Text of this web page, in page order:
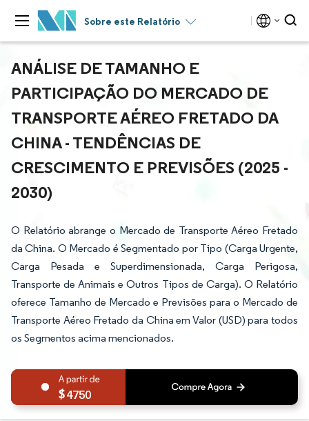
Sobre este Relatório
ANÁLISE DE TAMANHO E
PARTICIPAÇÃO DO MERCADO DE
TRANSPORTE AÉREO FRETADO DA
CHINA - TENDÊNCIAS DE
CRESCIMENTO E PREVISÕES (2025 -
2030)
O Relatório abrange o Mercado de Transporte Aéreo Fretado
da China. O Mercado é Segmentado por Tipo (Carga Urgente,
Carga Pesada e Superdimensionada, Carga Perigosa,
Transporte de Animais e Outros Tipos de Carga). O Relatório
oferece Tamanho de Mercado e Previsões para o Mercado de
Transporte Aéreo Fretado da China em Valor (USD) para todos
os Segmentos acima mencionados.
4750